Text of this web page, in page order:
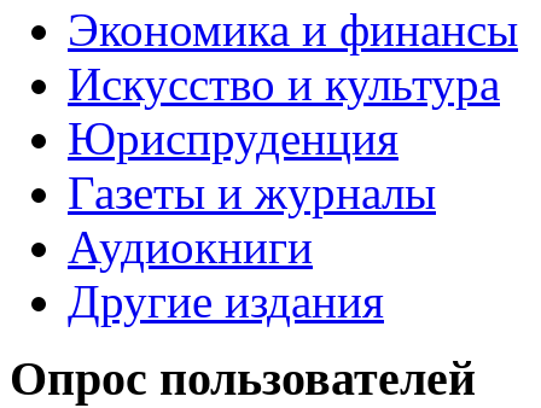
Экономика и финансы
Искусство и культура
Юриспруденция
Газеты и журналы
Аудиокниги
Другие издания
Опрос пользователей